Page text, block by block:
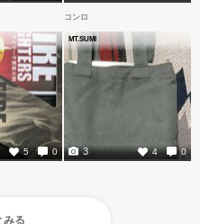
5 0
コンロ
MT.SUMI
4 0
3
みる